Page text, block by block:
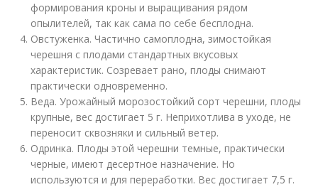
формирования кроны и выращивания рядом
опылителей, так как сама по себе бесплодна.
Овстуженка. Частично самоплодна, зимостойкая
черешня с плодами стандартных вкусовых
характеристик. Созревает рано, плоды снимают
практически одновременно.
Веда. Урожайный морозостойкий сорт черешни, плоды
крупные, вес достигает 5 г. Неприхотлива в уходе, не
переносит сквозняки и сильный ветер.
Одринка. Плоды этой черешни темные, практически
черные, имеют десертное назначение. Но
используются и для переработки. Вес достигает 7,5 г.